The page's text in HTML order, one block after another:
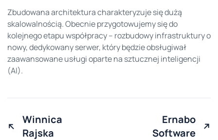
Zbudowana architektura charakteryzuje się dużą
skalowalnością. Obecnie przygotowujemy się do
kolejnego etapu współpracy – rozbudowy infrastruktury o
nowy, dedykowany serwer, który będzie obsługiwał
zaawansowane usługi oparte na sztucznej inteligencji
(AI).
Winnica
Rajska
Ernabo
Software